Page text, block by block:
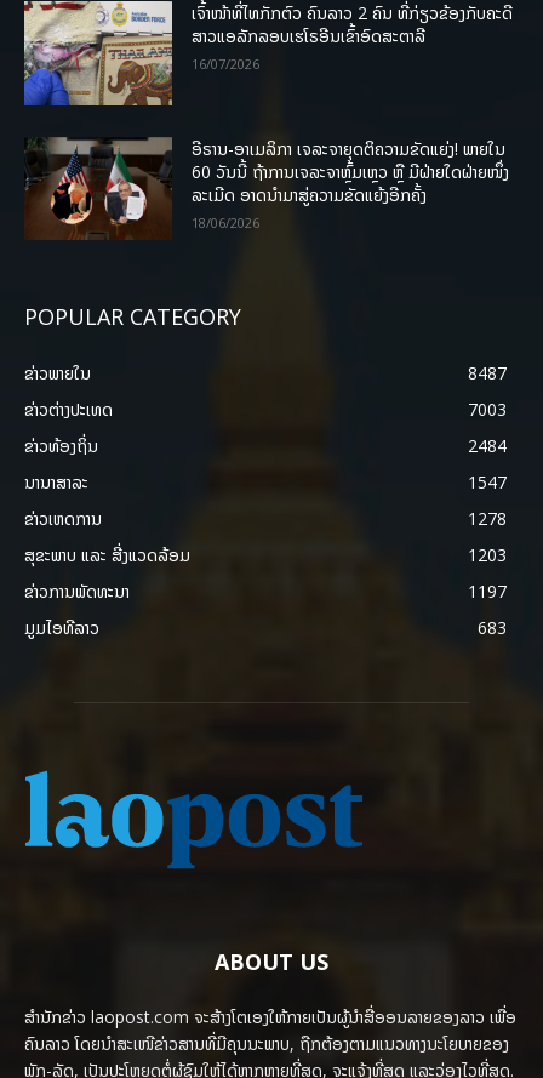
ເຈົ້າໜ້າທີ່ໄທກັກຕົວ ຄົນລາວ 2 ຄົນ ທີ່ກ່ຽວຂ້ອງກັບຄະດີ
ສາວແອລັກລອບເຮໂຣອີນເຂົ້າອົດສະຕາລີ
16/07/2026
ອີຣານ-ອາເມລິກາ ເຈລະຈາຍຸດຕິຄວາມຂັດແຍ່ງ! ພາຍໃນ
60 ວັນນີ້ ຖ້າການເຈລະຈາຫຼົ້ມເຫຼວ ຫຼື ມີຝ່າຍໃດຝ່າຍໜຶ່ງ
ລະເມີດ ອາດນໍາມາສູ່ຄວາມຂັດແຍ້ງອີກຄັ້ງ
18/06/2026
POPULAR CATEGORY
ຂ່າວພາຍ​ໃນ
8487
ຂ່າວຕ່າງປະເທດ
7003
ຂ່າວທ້ອງຖິ່ນ
2484
ນານາສາລະ
1547
ຂ່າວເຫດການ
1278
ສຸຂະພາບ ແລະ ສີ່ງແວດລ້ອມ
1203
ຂ່າວການພັດທະນາ
1197
ມູມໄອທີລາວ
683
ABOUT US
ສຳນັກຂ່າວ laopost.com ຈະສ້າງໂຕເອງໃຫ້ກາຍເປັນຜູ້ນຳສື່ອອນລາຍຂອງລາວ ເພື່ອ
ຄົນລາວ ໂດຍນຳສະເໜີຂ່າວສານທີ່ມີຄຸນນະພາບ, ຖືກຕ້ອງຕາມແນວທາງນະໂຍບາຍຂອງ
ພັກ-ລັດ, ເປັນປະໂຫຍດຕໍ່ຜູ້ຊົມໃຫ້ໄດ້ຫຼາກຫຼາຍທີ່ສຸດ, ຈະແຈ້ງທີ່ສຸດ ແລະວ່ອງໄວທີ່ສຸດ.